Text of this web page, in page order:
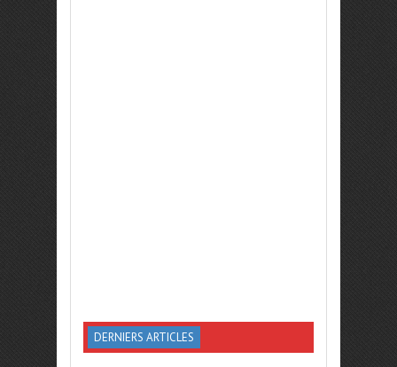
DERNIERS ARTICLES